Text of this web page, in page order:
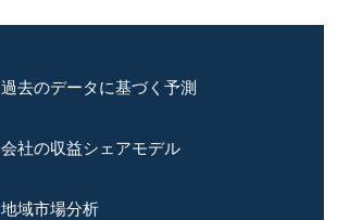
過去のデータに基づく予測
会社の収益シェアモデル
地域市場分析